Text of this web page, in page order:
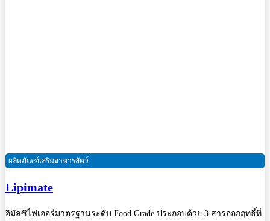
ผลิตภัณฑ์เสริมอาหารสัตว์
Lipimate
อิมัลซิไฟเออร์มาตรฐานระดับ Food Grade ประกอบด้วย 3 สารออกฤทธิ์ที่